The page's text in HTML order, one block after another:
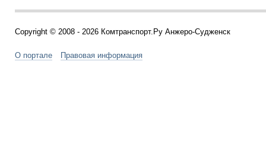
Copyright © 2008 - 2026 Комтранспорт.Ру Анжеро-Судженск
О портале Правовая информация